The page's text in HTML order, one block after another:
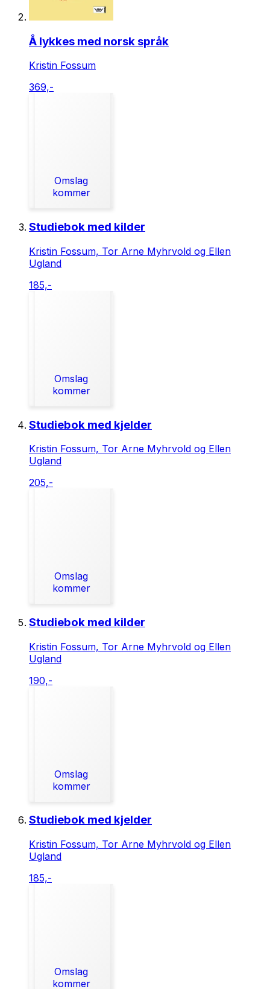
Å lykkes med norsk språk
Kristin Fossum
369,-
Omslag
kommer
Studiebok med kilder
Kristin Fossum, Tor Arne Myhrvold og Ellen
Ugland
185,-
Omslag
kommer
Studiebok med kjelder
Kristin Fossum, Tor Arne Myhrvold og Ellen
Ugland
205,-
Omslag
kommer
Studiebok med kilder
Kristin Fossum, Tor Arne Myhrvold og Ellen
Ugland
190,-
Omslag
kommer
Studiebok med kjelder
Kristin Fossum, Tor Arne Myhrvold og Ellen
Ugland
185,-
Omslag
kommer